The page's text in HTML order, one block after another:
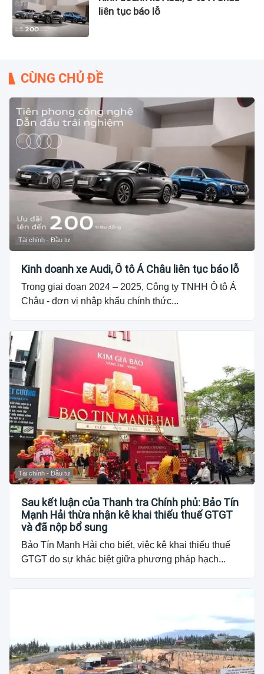
liên tục báo lỗ
CÙNG CHỦ ĐỀ
Tài chính - Đầu tư
Kinh doanh xe Audi, Ô tô Á Châu liên tục báo lỗ
Trong giai đoạn 2024 – 2025, Công ty TNHH Ô tô Á
Châu - đơn vị nhập khẩu chính thức...
Tài chính - Đầu tư
Sau kết luận của Thanh tra Chính phủ: Bảo Tín
Mạnh Hải thừa nhận kê khai thiếu thuế GTGT
và đã nộp bổ sung
Bảo Tín Mạnh Hải cho biết, việc kê khai thiếu thuế
GTGT do sự khác biệt giữa phương pháp hạch...